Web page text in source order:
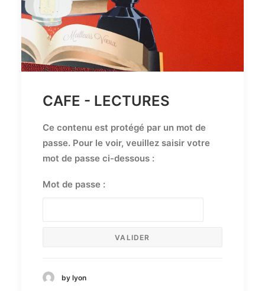
CAFE - LECTURES
Ce contenu est protégé par un mot de
passe. Pour le voir, veuillez saisir votre
mot de passe ci-dessous :
Mot de passe :
by lyon